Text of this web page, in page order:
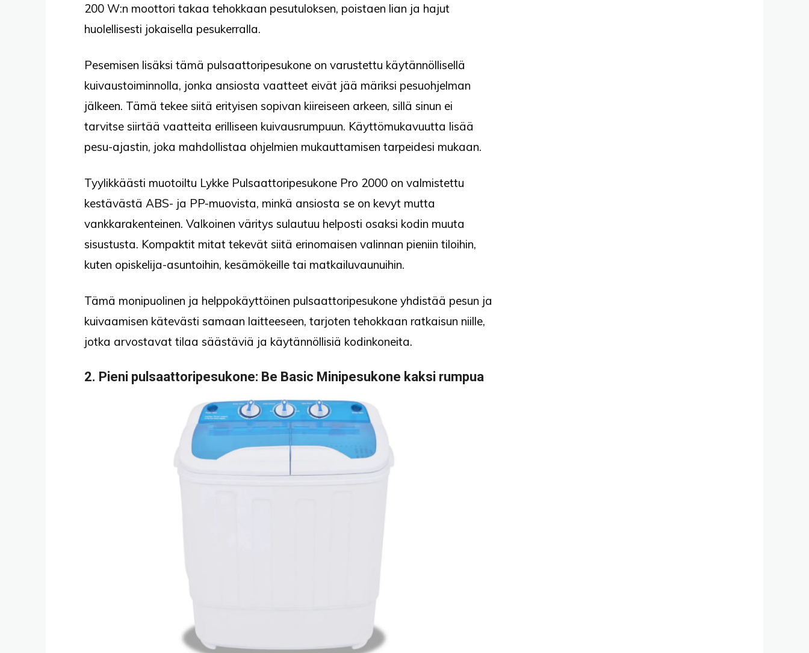
200 W:n moottori takaa tehokkaan pesutuloksen, poistaen lian ja hajut
huolellisesti jokaisella pesukerralla.
Pesemisen lisäksi tämä pulsaattoripesukone on varustettu käytännöllisellä
kuivaustoiminnolla, jonka ansiosta vaatteet eivät jää märiksi pesuohjelman
jälkeen. Tämä tekee siitä erityisen sopivan kiireiseen arkeen, sillä sinun ei
tarvitse siirtää vaatteita erilliseen kuivausrumpuun. Käyttömukavuutta lisää
pesu-ajastin, joka mahdollistaa ohjelmien mukauttamisen tarpeidesi mukaan.
Tyylikkäästi muotoiltu Lykke Pulsaattoripesukone Pro 2000 on valmistettu
kestävästä ABS- ja PP-muovista, minkä ansiosta se on kevyt mutta
vankkarakenteinen. Valkoinen väritys sulautuu helposti osaksi kodin muuta
sisustusta. Kompaktit mitat tekevät siitä erinomaisen valinnan pieniin tiloihin,
kuten opiskelija-asuntoihin, kesämökeille tai matkailuvaunuihin.
Tämä monipuolinen ja helppokäyttöinen pulsaattoripesukone yhdistää pesun ja
kuivaamisen kätevästi samaan laitteeseen, tarjoten tehokkaan ratkaisun niille,
jotka arvostavat tilaa säästäviä ja käytännöllisiä kodinkoneita.
2. Pieni pulsaattoripesukone: Be Basic Minipesukone kaksi rumpua